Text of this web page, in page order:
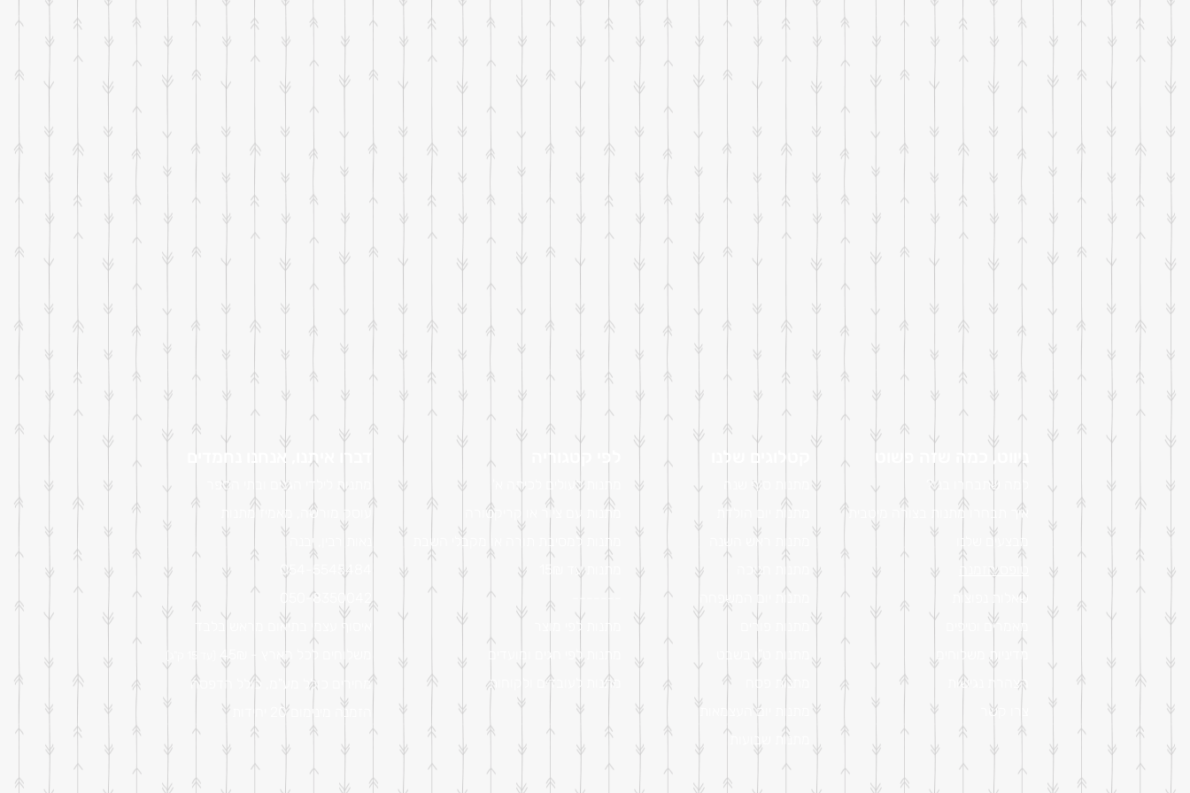
דברו איתנו, אנחנו נחמדים
מתנות לילדי הגנים ובתי הספר
עוסק מורשה, מאמיז מתנות
נאות רבין, יבנה
054-5545484
050-8350042
איסוף עצמי בתיאום מראש בלבד
משלוחים לכל הארץ - 45₪
מחירים כולל מע"מ, כולל הדפסה
הזמנה מינימום 20 יחידות
לפי קטגוריה
מתנות לעולים לכיתה א'
מתנות עם ציור או קריקטורה
מתנות למסיבת תורה או מקבלי השבת
מתנות עד 15₪
-------
מתנות לפי מוצר
מתנות לפי חגים ומועדים
מתנות לעובדים ולקוחות
קטלוגים שלנו
מתנות סוף שנה
מתנות יום הולדת
מתנות ראש השנה
מתנות חנוכה
מתנות יום המשפחה
מתנות פורים
מתנות ט"ו בשבט
מתנות פסח
מתנות יום העצמאות
מתנות שבועות
ניווט, כמה שזה פשוט
למה שתבחרו בנו?
איך תבחרו מתנות בצורה מיטבית
מבצעים שלנו
טופס הזמנה
שאלות נפוצות
מאמרים וטיפים
מדיניות משלוחים
הצהרת נגישות
צרו קשר